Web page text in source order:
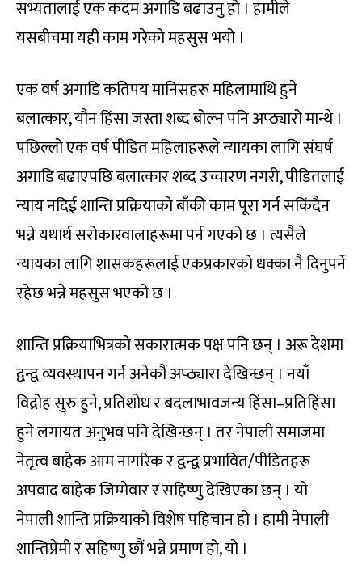
सभ्यतालाई एक कदम अगाडि बढाउनु हो । हामीले
यसबीचमा यही काम गरेको महसुस भयो ।
एक वर्ष अगाडि कतिपय मानिसहरू महिलामाथि हुने
बलात्कार, यौन हिंसा जस्ता शब्द बोल्न पनि अप्ठ्यारो मान्थे ।
पछिल्लो एक वर्ष पीडित महिलाहरूले न्यायका लागि संघर्ष
अगाडि बढाएपछि बलात्कार शब्द उच्चारण नगरी, पीडितलाई
न्याय नदिई शान्ति प्रक्रियाको बाँकी काम पूरा गर्न सकिंदैन
भन्ने यथार्थ सरोकारवालाहरूमा पर्न गएको छ । त्यसैले
न्यायका लागि शासकहरूलाई एकप्रकारको धक्का नै दिनुपर्ने
रहेछ भन्ने महसुस भएको छ ।
शान्ति प्रक्रियाभित्रको सकारात्मक पक्ष पनि छन् । अरू देशमा
द्वन्द्व व्यवस्थापन गर्न अनेकौं अप्ठ्यारा देखिन्छन् । नयाँ
विद्रोह सुरु हुने, प्रतिशोध र बदलाभावजन्य हिंसा–प्रतिहिंसा
हुने लगायत अनुभव पनि देखिन्छन् । तर नेपाली समाजमा
नेतृत्व बाहेक आम नागरिक र द्वन्द्व प्रभावित/पीडितहरू
अपवाद बाहेक जिम्मेवार र सहिष्णु देखिएका छन् । यो
नेपाली शान्ति प्रक्रियाको विशेष पहिचान हो । हामी नेपाली
शान्तिप्रेमी र सहिष्णु छौं भन्ने प्रमाण हो, यो ।